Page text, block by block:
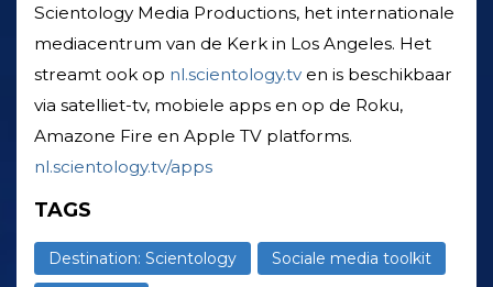
Scientology Media Productions, het internationale
mediacentrum van de Kerk in Los Angeles. Het
streamt ook op nl.scientology.tv en is beschikbaar
via satelliet-tv, mobiele apps en op de Roku,
Amazone Fire en Apple TV platforms.
nl.scientology.tv/apps
TAGS
Destination: Scientology Sociale media toolkit